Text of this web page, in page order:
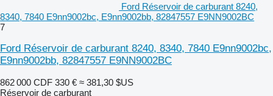
Ford Réservoir de carburant 8240,
8340, 7840 E9nn9002bc, E9nn9002bb, 82847557 E9NN9002BC
7
Ford Réservoir de carburant 8240, 8340, 7840 E9nn9002bc,
E9nn9002bb, 82847557 E9NN9002BC
862 000 CDF 330 € ≈ 381,30 $US
Réservoir de carburant